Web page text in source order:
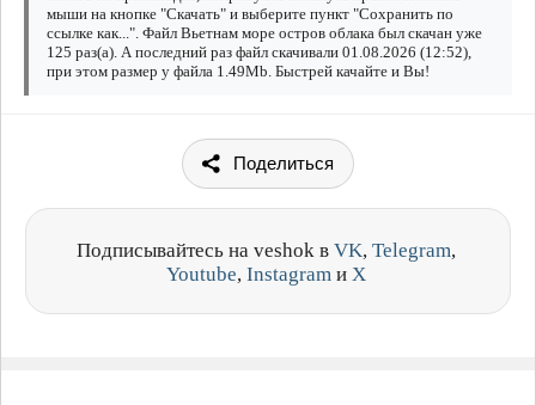
мыши на кнопке "Скачать" и выберите пункт "Сохранить по
ссылке как...". Файл Вьетнам море остров облака был скачан уже
125 раз(а). А последний раз файл скачивали 01.08.2026 (12:52),
при этом размер у файла 1.49Mb. Быстрей качайте и Вы!
Поделиться
Подписывайтесь на veshok в VK, Telegram,
Youtube, Instagram и X